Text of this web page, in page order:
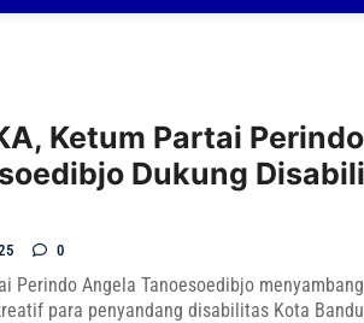
Ketum Partai Perindo
Dukung
0
Perindo Angela Tanoesoedibjo
para penyandang disabilitas Kota